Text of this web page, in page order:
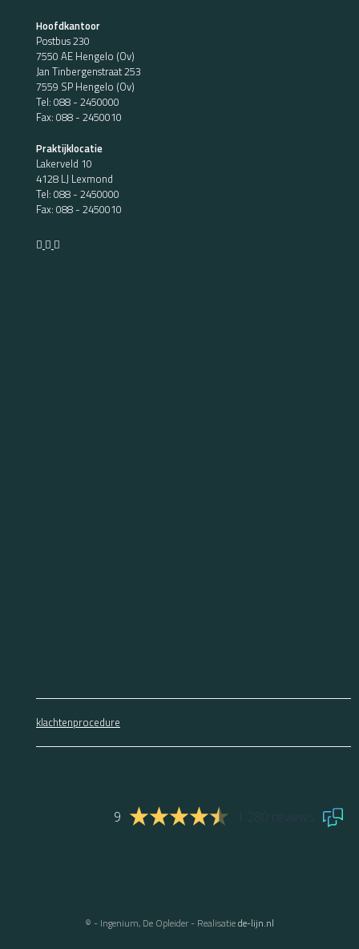
Hoofdkantoor
Postbus 230
7550 AE Hengelo (Ov)
Jan Tinbergenstraat 253
7559 SP Hengelo (Ov)
Tel: 088 - 2450000
Fax: 088 - 2450010
Praktijklocatie
Lakerveld 10
4128 LJ Lexmond
Tel: 088 - 2450000
Fax: 088 - 2450010
klachtenprocedure
9
© - Ingenium, De Opleider - Realisatiede-lijn.nl